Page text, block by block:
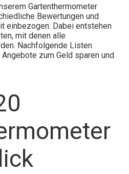
Gartenthermometer
Bewertungen und
einbezogen. Dabei entstehen
mit denen alle
Nachfolgende Listen
zum Geld sparen und